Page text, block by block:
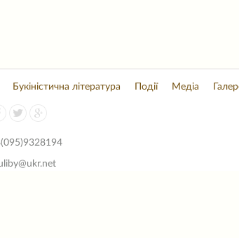
Букіністична література Події Медіа
095)9328194